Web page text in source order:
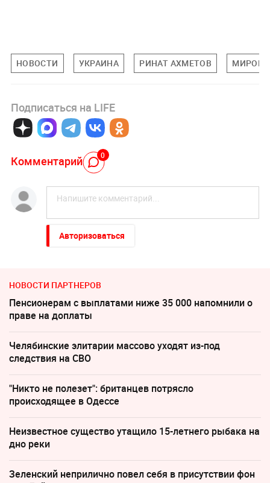
НОВОСТИ УКРАИНА РИНАТ АХМЕТОВ
Подписаться на LIFE
Комментарий 0
Авторизоваться
НОВОСТИ ПАРТНЕРОВ
Пенсионерам с выплатами ниже 35 000 напомнили о
праве на доплаты
Челябинские элитарии массово уходят из-под
следствия на СВО
"Никто не полезет": британцев потрясло
происходящее в Одессе
Неизвестное существо утащило 15-летнего рыбака на
дно реки
Зеленский неприлично повел cебя в присутствии фон